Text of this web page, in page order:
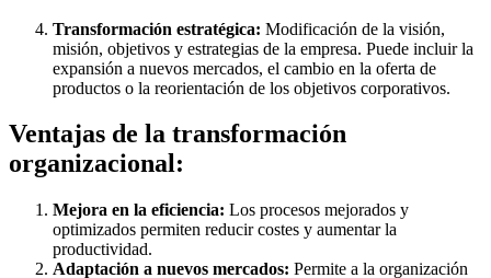
Transformación estratégica: Modificación de la visión,
misión, objetivos y estrategias de la empresa. Puede incluir la
expansión a nuevos mercados, el cambio en la oferta de
productos o la reorientación de los objetivos corporativos.
Ventajas de la transformación
organizacional:
Mejora en la eficiencia: Los procesos mejorados y
optimizados permiten reducir costes y aumentar la
productividad.
Adaptación a nuevos mercados: Permite a la organización